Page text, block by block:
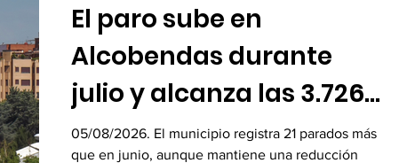
El paro sube en
Alcobendas durante
julio y alcanza las 3.726
personas desempleadas
05/08/2026. El municipio registra 21 parados más
que en junio, aunque mantiene una reducción